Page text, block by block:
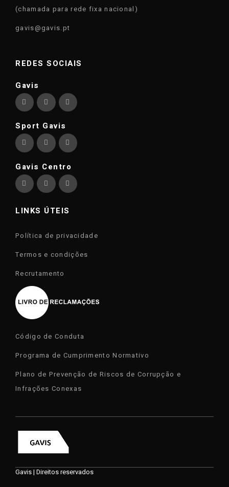
(chamada para rede fixa nacional)
gavis@gavis.pt
REDES SOCIAIS
Gavis
Sport Gavis
Gavis Centro
LINKS ÚTEIS
Política de privacidade
Termos e condições
Recrutamento
Código de Conduta
Programa de Cumprimento Normativo
Plano de Prevenção de Riscos de Corrupção e
Infrações Conexas
Gavis | Direitos reservados